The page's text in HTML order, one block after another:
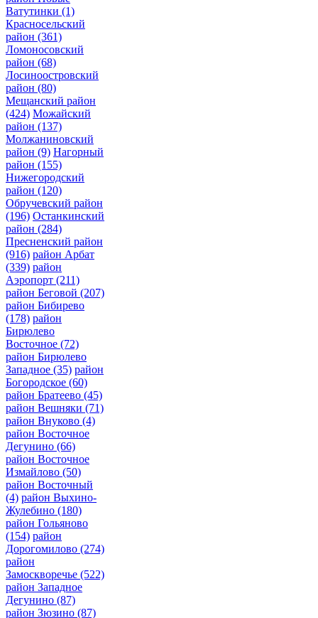
Ватутинки (1)
Красносельский
район (361)
Ломоносовский
район (68)
Лосиноостровский
район (80)
Мещанский район
(424) Можайский
район (137)
Молжаниновский
район (9) Нагорный
район (155)
Нижегородский
район (120)
Обручевский район
(196) Останкинский
район (284)
Пресненский район
(916) район Арбат
(339) район
Аэропорт (211)
район Беговой (207)
район Бибирево
(178) район
Бирюлево
Восточное (72)
район Бирюлево
Западное (35) район
Богородское (60)
район Братеево (45)
район Вешняки (71)
район Внуково (4)
район Восточное
Дегунино (66)
район Восточное
Измайлово (50)
район Восточный
(4) район Выхино-
Жулебино (180)
район Гольяново
(154) район
Дорогомилово (274)
район
Замоскворечье (522)
район Западное
Дегунино (87)
район Зюзино (87)